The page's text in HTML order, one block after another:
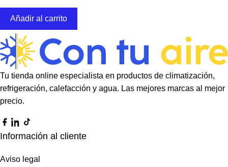
Añadir al carrito
Tu tienda online especialista en productos de climatización,
refrigeración, calefacción y agua. Las mejores marcas al mejor
precio.
Información al cliente
Aviso legal